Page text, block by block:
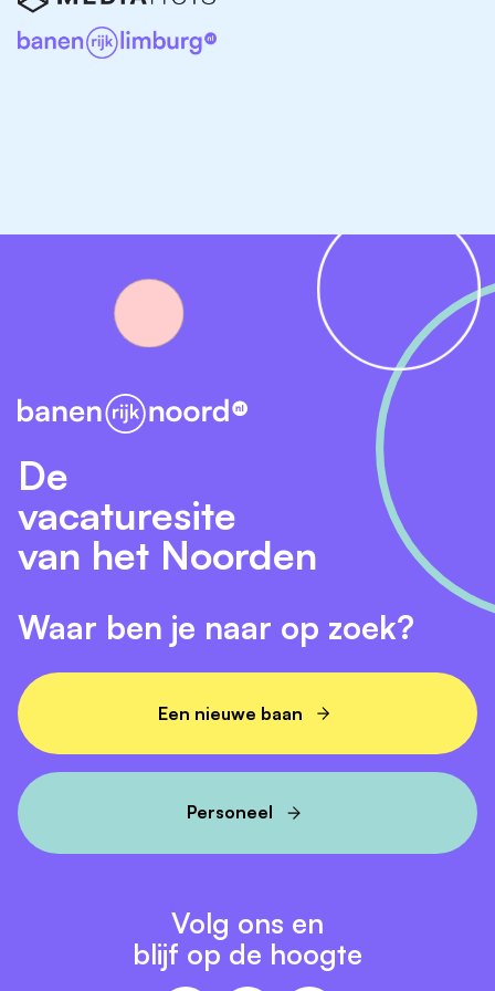
Drachten
Sneek
Ben je toch op zoek naar iets anders binnen de
horeca of dienstverlening? Bekijk dan ook:
Horeca vacatures in Friesland
Vacatures in toerisme & recreatie
Vacatures in de schoonmaak
Vacatures in de zorg (keuken- en voedingsfuncties)
De
vacaturesite
van het Noorden
Waar ben je naar op zoek?
Een nieuwe baan
Personeel
Volg ons en
blijf op de hoogte